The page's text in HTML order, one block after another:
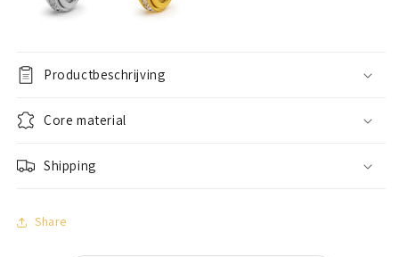
Productbeschrijving
Core material
Shipping
Share